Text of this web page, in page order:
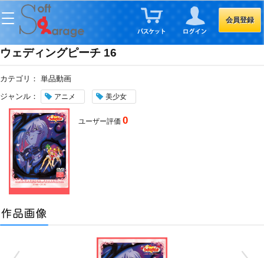
会員登録
ウェディングピーチ 16
カテゴリ： 単品動画
ジャンル：
アニメ 美少女
ユーザー評価0